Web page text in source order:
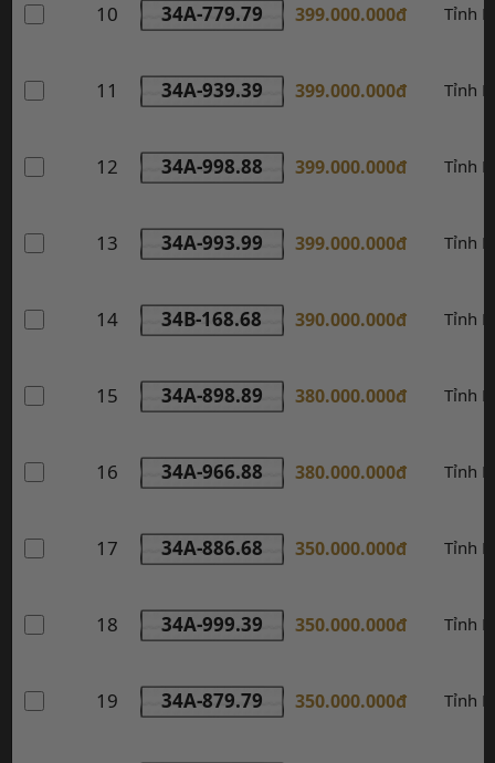
10 34A-779.79 399.000.000đ Tỉnh
11 34A-939.39 399.000.000đ Tỉnh
12 34A-998.88 399.000.000đ Tỉnh
13 34A-993.99 399.000.000đ Tỉnh
14 34B-168.68 390.000.000đ Tỉnh
15 34A-898.89 380.000.000đ Tỉnh
16 34A-966.88 380.000.000đ Tỉnh
17 34A-886.68 350.000.000đ Tỉnh
18 34A-999.39 350.000.000đ Tỉnh
19 34A-879.79 350.000.000đ Tỉnh